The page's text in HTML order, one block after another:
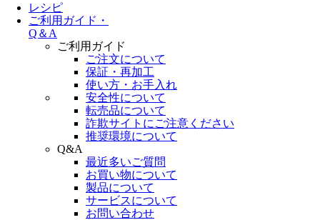
レシピ
ご利用ガイド・
Q＆A
ご利用ガイド
ご注文について
保証・再加工
使い方・お手入れ
安全性について
転売品について
詐欺サイトにご注意ください
推奨環境について
Q&A
最近多いご質問
お買い物について
製品について
サービスについて
お問い合わせ